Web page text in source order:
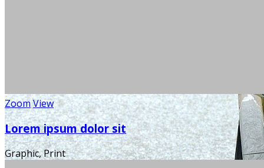
ZoomView
Lorem ipsum dolor sit
Graphic, Print